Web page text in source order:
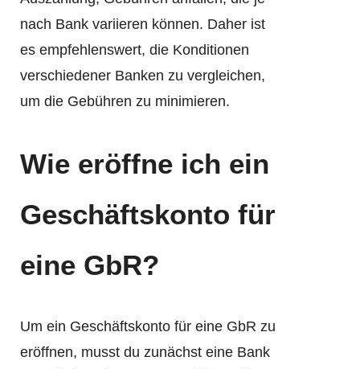
nach Bank variieren können. Daher ist
es empfehlenswert, die Konditionen
verschiedener Banken zu vergleichen,
um die Gebühren zu minimieren.
Wie eröffne ich ein
Geschäftskonto für
eine GbR?
Um ein Geschäftskonto für eine GbR zu
eröffnen, musst du zunächst eine Bank